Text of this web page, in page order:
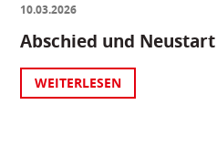
10.03.2026
Abschied und
WEITERLESEN